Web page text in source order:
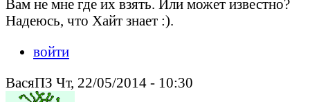
Вам не мне где их взять. Или может известно?
Надеюсь, что Хайт знает :).
войти
ВасяПЗ Чт, 22/05/2014 - 10:30